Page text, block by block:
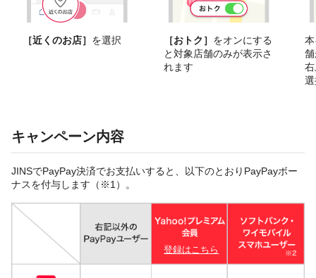
［近くのお店］ を選択 ［おトク］ をオンにする
と対象店舗のみが表示さ
れます
キャンペーン内容
JINSでPayPay決済でお支払いすると、以下のとおりPayPayボー
ナスを付与します（※1）。
登録はこちら